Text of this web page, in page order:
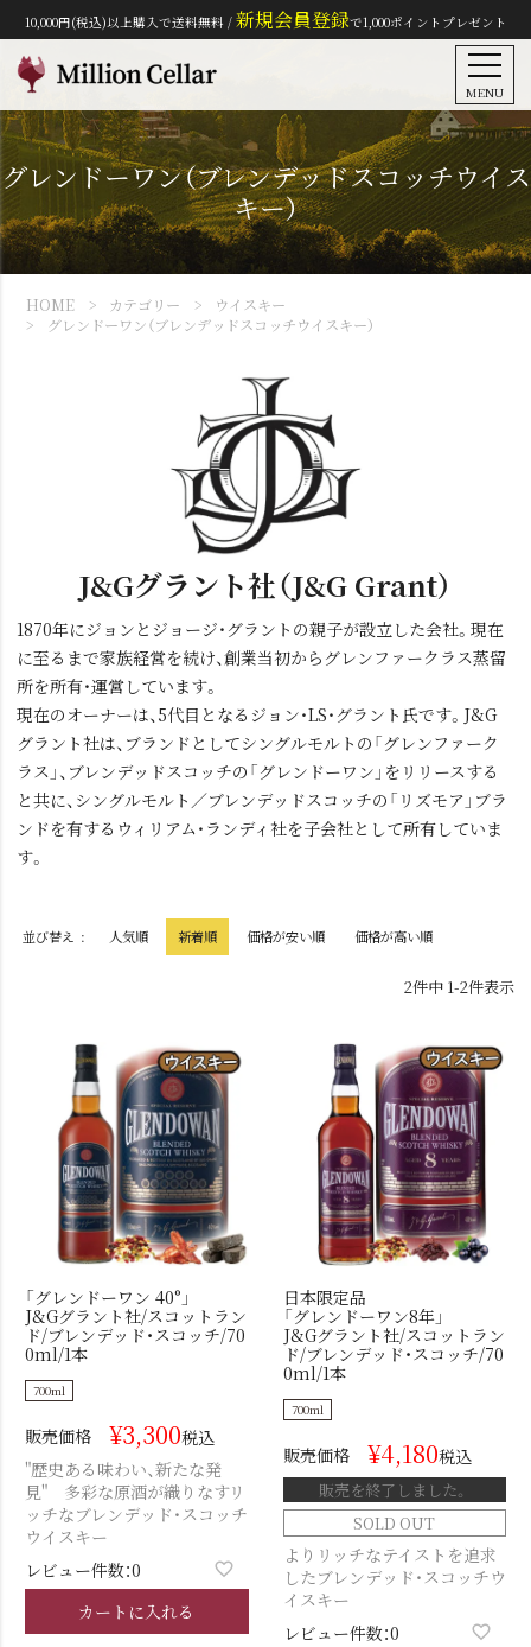
10,000円(税込)以上購入で送料無料 / 新規会員登録で1,000ポイントプレゼント
MENU
グレンドーワン（ブレンデッドスコッチウイス
キー）
HOME カテゴリー
ウイスキー
グレンドーワン（ブレンデッドスコッチウイスキー）
J&Gグラント社（J&G Grant）
1870年にジョンとジョージ・グラントの親子が設立した会社。現在
に至るまで家族経営を続け、創業当初からグレンファークラス蒸留
所を所有・運営しています。
現在のオーナーは、5代目となるジョン・LS・グラント氏です。J&G
グラント社は、ブランドとしてシングルモルトの「グレンファーク
ラス」、ブレンデッドスコッチの「グレンドーワン」をリリースする
と共に、シングルモルト／ブレンデッドスコッチの「リズモア」ブラ
ンドを有するウィリアム・ランディ社を子会社として所有していま
す。
並び替え 人気順 新着順 価格が安い順 価格が高い順
2件中 1-2件表示
「グレンドーワン 40°」
J&Gグラント社/スコットラン
ド/ブレンデッド・スコッチ/70
0ml/1本
700ml
販売価格 ¥3,300税込
"歴史ある味わい、新たな発
見" 多彩な原酒が織りなすリ
ッチなブレンデッド・スコッチ
ウイスキー
レビュー件数：0
カートに入れる
日本限定品
「グレンドーワン8年」
J&Gグラント社/スコットラン
ド/ブレンデッド・スコッチ/70
0ml/1本
700ml
販売価格 ¥4,180税込
販売を終了しました。
SOLD OUT
よりリッチなテイストを追求
したブレンデッド・スコッチウ
イスキー
レビュー件数：0